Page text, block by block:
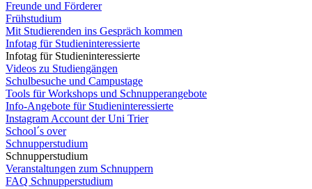
Freunde und Förderer
Frühstudium
Mit Studierenden ins Gespräch kommen
Infotag für Studieninteressierte
Infotag für Studieninteressierte
Videos zu Studiengängen
Schulbesuche und Campustage
Tools für Workshops und Schnupperangebote
Info-Angebote für Studieninteressierte
Instagram Account der Uni Trier
School´s over
Schnupperstudium
Schnupperstudium
Veranstaltungen zum Schnuppern
FAQ Schnupperstudium